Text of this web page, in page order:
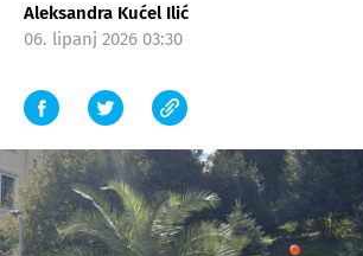
Aleksandra Kućel Ilić
06. lipanj 2026 03:30